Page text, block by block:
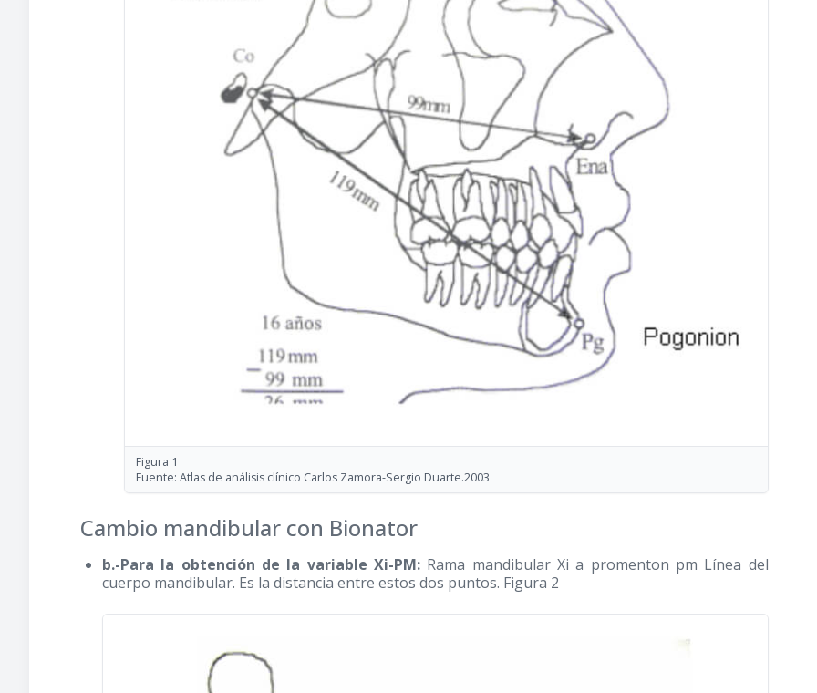
Figura 1
Fuente: Atlas de análisis clínico Carlos Zamora-Sergio Duarte.2003
Cambio mandibular con Bionator
b.-Para la obtención de la variable Xi-PM:Rama mandibular Xi a promenton pm Línea del
cuerpo mandibular. Es la distancia entre estos dos puntos. Figura 2